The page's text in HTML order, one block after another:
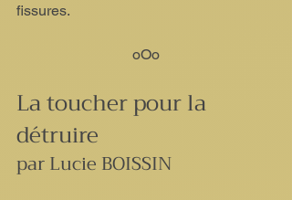
fissures.
oOo
La toucher pour la
détruire
par Lucie BOISSIN